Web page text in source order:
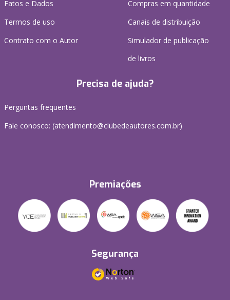
Fatos e Dados
Termos de uso
Contrato com o Autor
Compras em quantidade
Canais de distribuição
Simulador de publicação
de livros
Precisa de ajuda?
Perguntas frequentes
Fale conosco: (atendimento@clubedeautores.com.br)
Premiações
Segurança